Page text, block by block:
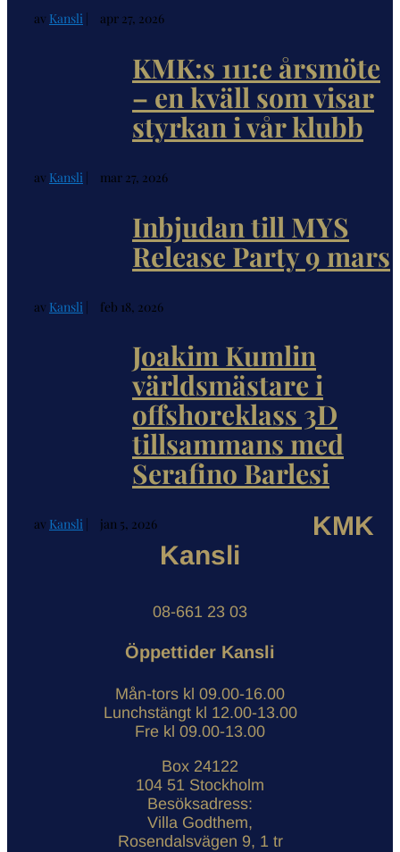
av Kansli | apr 27, 2026
KMK:s 111:e årsmöte
– en kväll som visar
styrkan i vår klubb
av Kansli | mar 27, 2026
Inbjudan till MYS
Release Party 9 mars
av Kansli | feb 18, 2026
Joakim Kumlin
världsmästare i
offshoreklass 3D
tillsammans med
Serafino Barlesi
av Kansli jan 5, 2026
KMK
Kansli
08-661 23 03
Öppettider Kansli
Mån-tors kl 09.00-16.00
Lunchstängt kl 12.00-13.00
Fre kl 09.00-13.00
Box 24122
104 51 Stockholm
Besöksadress:
Villa Godthem,
Rosendalsvägen 9, 1 tr